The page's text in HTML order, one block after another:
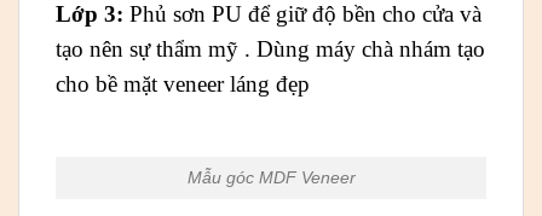
Lớp 3: Phủ sơn PU để giữ độ bền cho cửa và
tạo nên sự thẩm mỹ . Dùng máy chà nhám tạo
cho bề mặt veneer láng đẹp
Mẫu góc MDF Veneer